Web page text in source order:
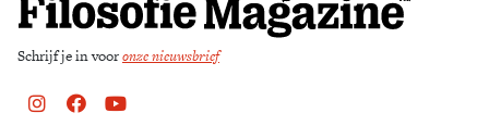
Schrijf je in vooronze nieuwsbrief
Instagram
FacebookYoutube